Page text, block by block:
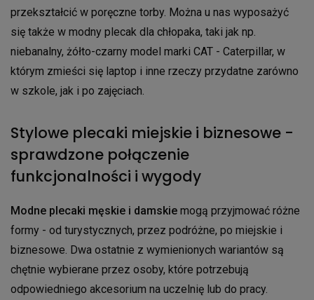
przekształcić w poręczne torby. Można u nas wyposażyć
się także w modny plecak dla chłopaka, taki jak np.
niebanalny, żółto-czarny model marki CAT - Caterpillar, w
którym zmieści się laptop i inne rzeczy przydatne zarówno
w szkole, jak i po zajęciach.
Stylowe plecaki miejskie i biznesowe -
sprawdzone połączenie
funkcjonalności i wygody
Modne plecaki męskie i damskie mogą przyjmować różne
formy - od turystycznych, przez podróżne, po miejskie i
biznesowe. Dwa ostatnie z wymienionych wariantów są
chętnie wybierane przez osoby, które potrzebują
odpowiedniego akcesorium na uczelnię lub do pracy.